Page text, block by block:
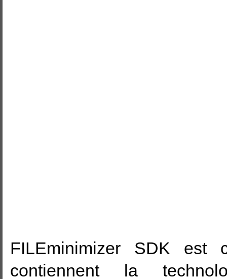
FILEminimizer SDK
contiennent la